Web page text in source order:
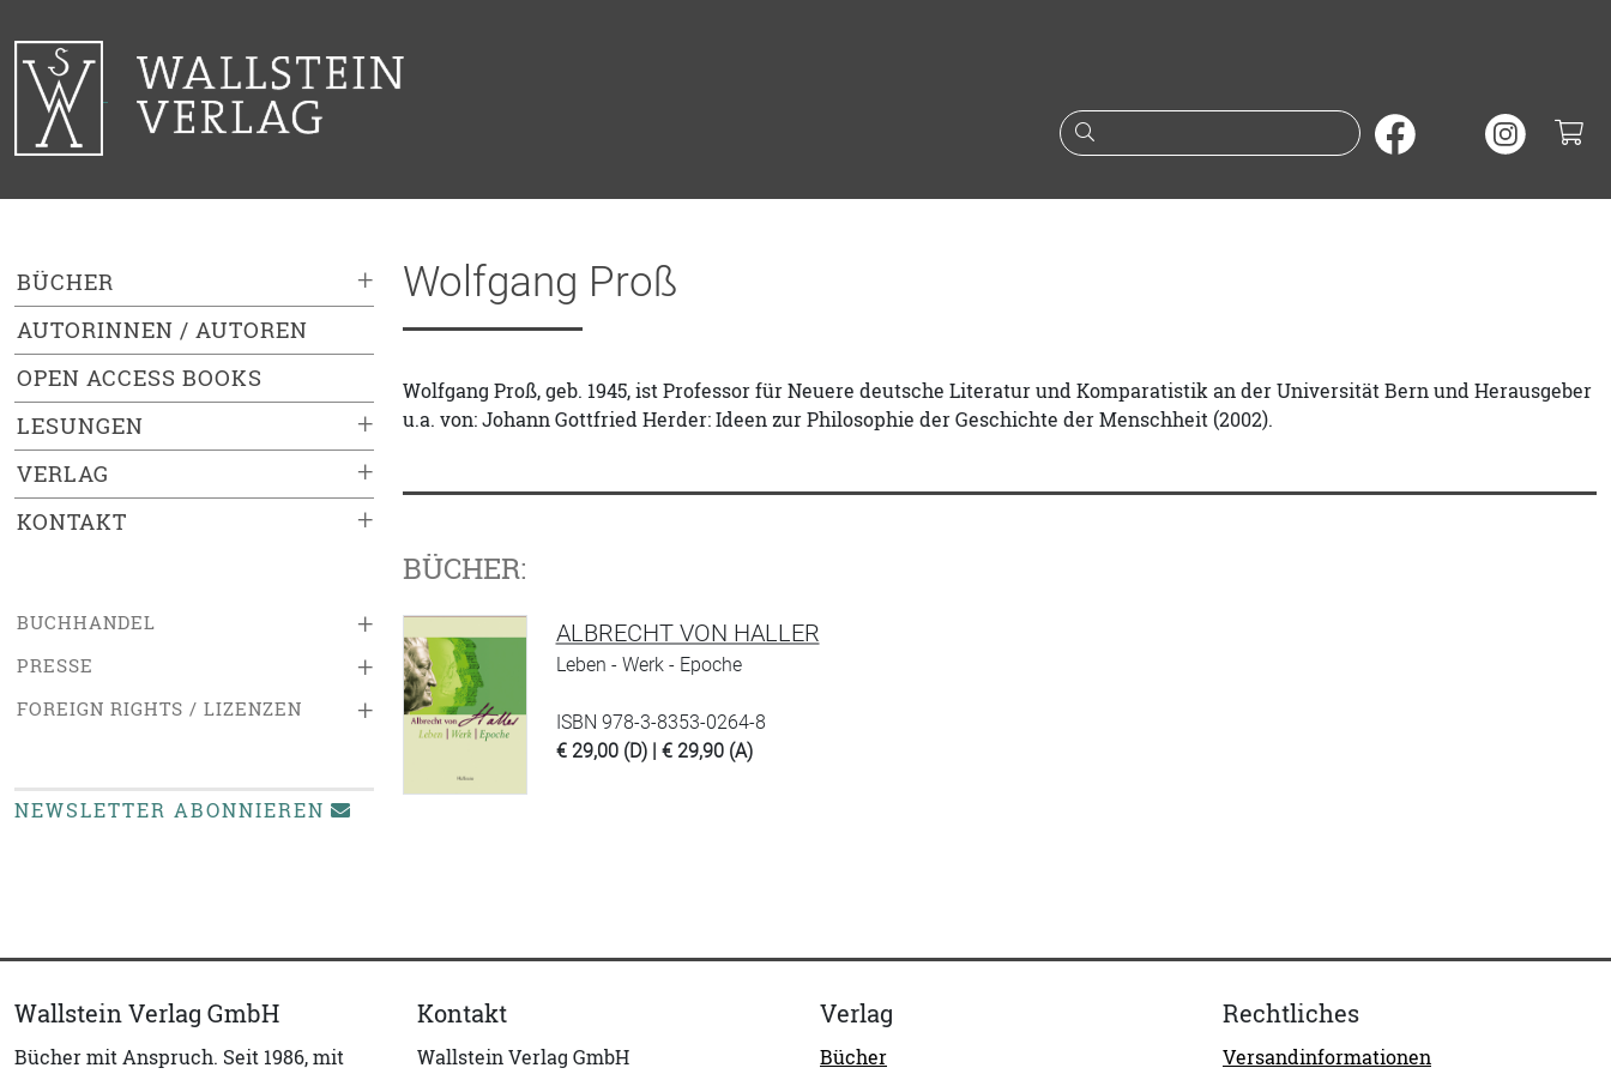
Suche nach Büchern oder
+
BÜCHER
AUTORINNEN / AUTOREN
OPEN ACCESS BOOKS
+
LESUNGEN
+
VERLAG
+
KONTAKT
+
BUCHHANDEL
+
PRESSE
+
FOREIGN RIGHTS / LIZENZEN
NEWSLETTER ABONNIEREN
Wolfgang Proß
Wolfgang Proß, geb. 1945, ist Professor für Neuere deutsche Literatur und Komparatistik an der Universität Bern und Herausgeber
u.a. von: Johann Gottfried Herder: Ideen zur Philosophie der Geschichte der Menschheit (2002).
BÜCHER:
ALBRECHT VON HALLER
Leben - Werk - Epoche
ISBN 978-3-8353-0264-8
€ 29,00 (D) | € 29,90 (A)
Wallstein Verlag GmbH
Bücher mit Anspruch. Seit 1986, mit
Kontakt
Wallstein Verlag GmbH
Verlag
Bücher
Rechtliches
Versandinformationen